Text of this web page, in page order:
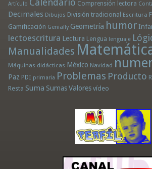
Artículo Calendario Comprensión lectora
Decimales Dibujos División tradicional Escritura
Gamificación Genially Geometría humor
lectoescritura Lectura Lengua lenguaje
Manualidades
Máquinas didácticas México Navidad
Paz PDI primaria Problemas Producto
Resta Suma Sumas Valores vídeo